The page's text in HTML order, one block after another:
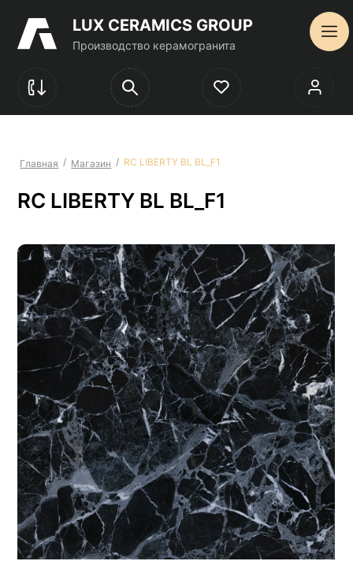
LUX CERAMICS GROUP
Производство керамогранита
Главная / Магазин / RC LIBERTY BL BL_F1
RC LIBERTY BL BL_F1